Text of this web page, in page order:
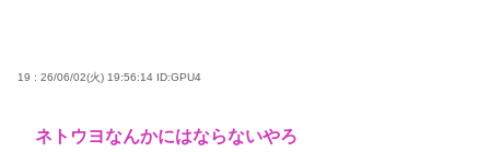
19 : 26/06/02(火) 19:56:14 ID:GPU4
ネトウヨなんかにはならないやろ